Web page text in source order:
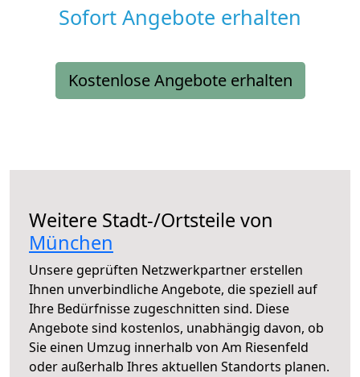
Sofort Angebote erhalten
Kostenlose Angebote erhalten
Weitere Stadt-/Ortsteile von
München
Unsere geprüften Netzwerkpartner erstellen
Ihnen unverbindliche Angebote, die speziell auf
Ihre Bedürfnisse zugeschnitten sind. Diese
Angebote sind kostenlos, unabhängig davon, ob
Sie einen Umzug innerhalb von Am Riesenfeld
oder außerhalb Ihres aktuellen Standorts planen.